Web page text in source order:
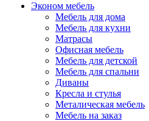
Эконом мебель
Мебель для дома
Мебель для кухни
Матрасы
Офисная мебель
Мебель для детской
Мебель для спальни
Диваны
Кресла и стулья
Металическая мебель
Мебель на заказ